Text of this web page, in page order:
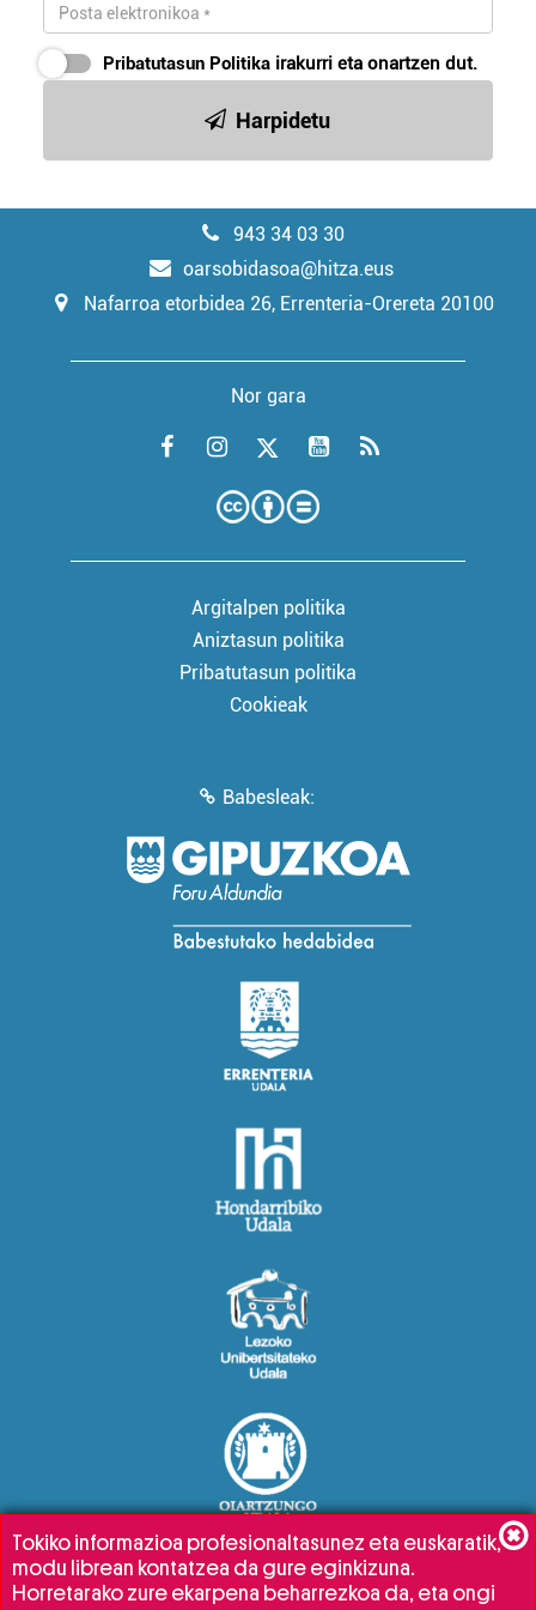
Pribatutasun Politika irakurri eta onartzen dut.
Harpidetu
943 34 03 30
oarsobidasoa@hitza.eus
Nafarroa etorbidea 26, Errenteria-Orereta 20100
Nor gara
Argitalpen politika
Aniztasun politika
Pribatutasun politika
Cookieak
Babesleak:
Tokiko informazioa profesionaltasunez eta euskaratik,
modu librean kontatzea da gure eginkizuna.
Horretarako zure ekarpena beharrezkoa da, eta ongi